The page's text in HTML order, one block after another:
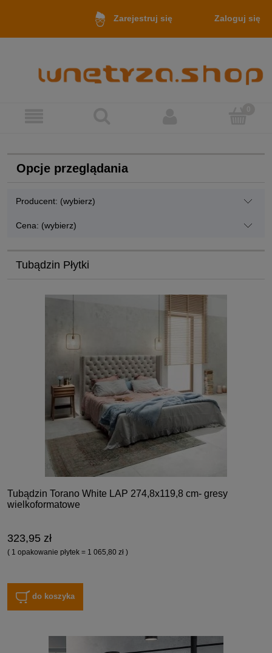
Zarejestruj się Zaloguj się
Opcje przeglądania
Producent: (wybierz)
Cena: (wybierz)
Tubądzin Płytki
Tubądzin Torano White LAP 274,8x119,8 cm- gresy
wielkoformatowe
323,95 zł
( 1 opakowanie płytek = 1 065,80 zł )
do koszyka